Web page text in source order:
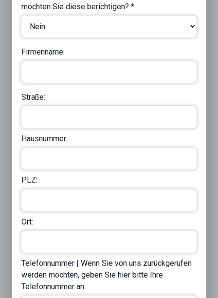
möchten Sie diese berichtigen? *
Firmenname:
Straße:
Hausnummer:
PLZ:
Ort:
Telefonnummer | Wenn Sie von uns zurückgerufen
werden möchten, geben Sie hier bitte Ihre
Telefonnummer an: